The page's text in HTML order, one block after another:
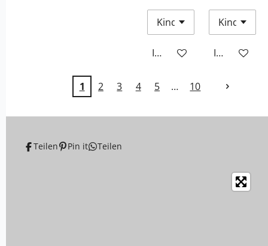
In den WarenkorbIn den
1 2 3 4 5 10
Teilen Pin it Teilen